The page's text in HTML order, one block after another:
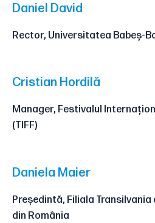
Daniel David
Rector, Universitatea Babeș-
Cristian Hordilă
Manager, Festivalul
(TIFF)
Daniela Maier
Președintă, Filiala
din România